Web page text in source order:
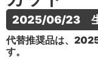
2025/06/23　
代替推奨品は、
す。